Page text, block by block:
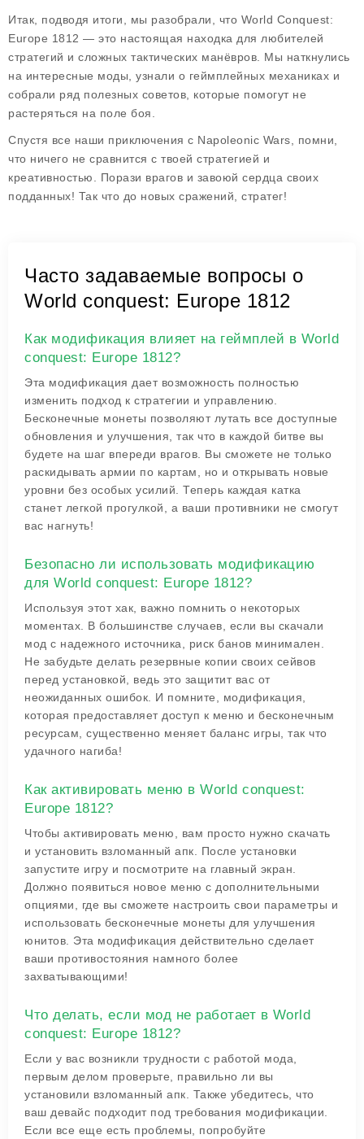
Итак, подводя итоги, мы разобрали, что World Conquest:
Europe 1812 — это настоящая находка для любителей
стратегий и сложных тактических манёвров. Мы наткнулись
на интересные моды, узнали о геймплейных механиках и
собрали ряд полезных советов, которые помогут не
растеряться на поле боя.
Спустя все наши приключения с Napoleonic Wars, помни,
что ничего не сравнится с твоей стратегией и
креативностью. Порази врагов и завоюй сердца своих
подданных! Так что до новых сражений, стратег!
Часто задаваемые вопросы о
World conquest: Europe 1812
Как модификация влияет на геймплей в World
conquest: Europe 1812?
Эта модификация дает возможность полностью
изменить подход к стратегии и управлению.
Бесконечные монеты позволяют лутать все доступные
обновления и улучшения, так что в каждой битве вы
будете на шаг впереди врагов. Вы сможете не только
раскидывать армии по картам, но и открывать новые
уровни без особых усилий. Теперь каждая катка
станет легкой прогулкой, а ваши противники не смогут
вас нагнуть!
Безопасно ли использовать модификацию
для World conquest: Europe 1812?
Используя этот хак, важно помнить о некоторых
моментах. В большинстве случаев, если вы скачали
мод с надежного источника, риск банов минимален.
Не забудьте делать резервные копии своих сейвов
перед установкой, ведь это защитит вас от
неожиданных ошибок. И помните, модификация,
которая предоставляет доступ к меню и бесконечным
ресурсам, существенно меняет баланс игры, так что
удачного нагиба!
Как активировать меню в World conquest:
Europe 1812?
Чтобы активировать меню, вам просто нужно скачать
и установить взломанный апк. После установки
запустите игру и посмотрите на главный экран.
Должно появиться новое меню с дополнительными
опциями, где вы сможете настроить свои параметры и
использовать бесконечные монеты для улучшения
юнитов. Эта модификация действительно сделает
ваши противостояния намного более
захватывающими!
Что делать, если мод не работает в World
conquest: Europe 1812?
Если у вас возникли трудности с работой мода,
первым делом проверьте, правильно ли вы
установили взломанный апк. Также убедитесь, что
ваш девайс подходит под требования модификации.
Если все еще есть проблемы, попробуйте